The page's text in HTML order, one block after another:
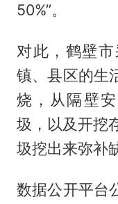
50%”。
对此，鹤壁
镇、县区的生
烧，从隔壁
圾，以及开挖
圾挖出来弥补
数据公开平台